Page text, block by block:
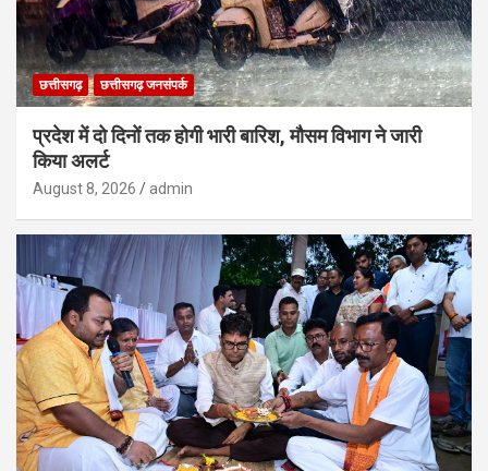
छत्तीसगढ़ छत्तीसगढ़ जनसंपर्क
प्रदेश में दो दिनों तक होगी भारी बारिश, मौसम विभाग ने जारी
किया अलर्ट
August 8, 2026 admin